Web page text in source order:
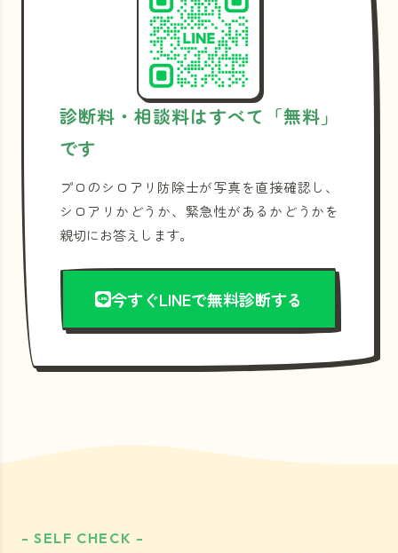
診断料・相談料はすべて「無料」
です
プロのシロアリ防除士が写真を直接確認し、
シロアリかどうか、緊急性があるかどうかを
親切にお答えします。
今すぐLINEで無料診断する
- SELF CHECK -